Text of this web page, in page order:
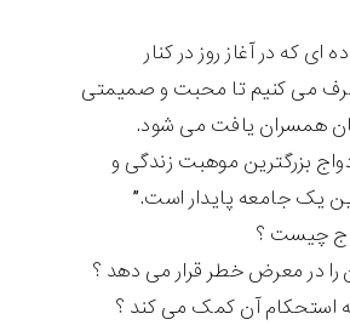
ای که در آغاز روز در کنار
می کنیم تا محبت و صمیمتی
همسران یافت می شود.
بزرگترین موهبت زندگی و
یک جامعه پایدار است.”
چیست ؟
را در معرض خطر قرار می دهد ؟
استحکام آن کمک می کند ؟